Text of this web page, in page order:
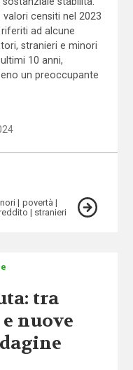
censiti nel 2023
ad alcune
stranieri e minori
10 anni,
un preoccupante
povertà
stranieri
tra
nuove